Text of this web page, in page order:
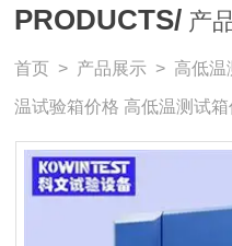
PRODUCTS/ 产
首页 > 产品展示 >高低温
温试验箱价格 高低温测试